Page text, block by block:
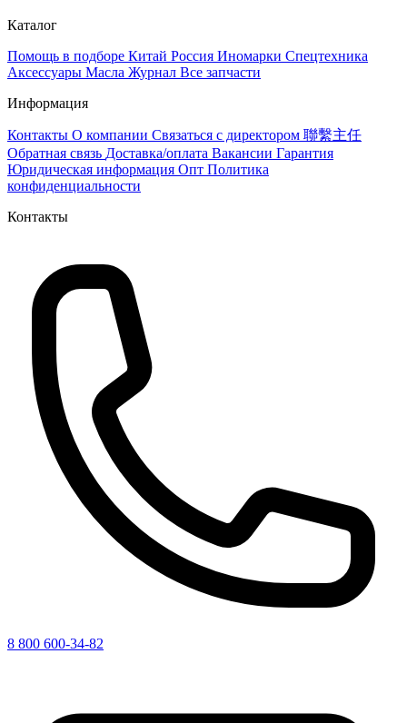
Каталог
Помощь в подборе Китай Россия Иномарки Спецтехника
Аксессуары Масла Журнал Все запчасти
Информация
Контакты О компании Связаться с директором 聯繫主任
Обратная связь Доставка/оплата Вакансии Гарантия
Юридическая информация Опт Политика
конфиденциальности
Контакты
8 800 600-34-82